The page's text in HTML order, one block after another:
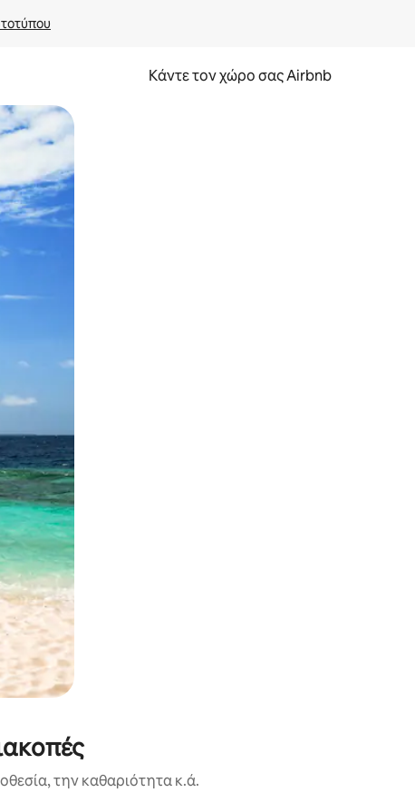
Κάντε τον χώρο σας Airbnb
την εξερευνήσετε με την αφή ή να τη σύρετε με τα δάχτυλα.
την καθαριότητα κ.ά.